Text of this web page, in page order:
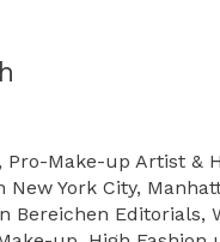
Pro-Make-up Artist &
York City,
Bereichen Editorials,